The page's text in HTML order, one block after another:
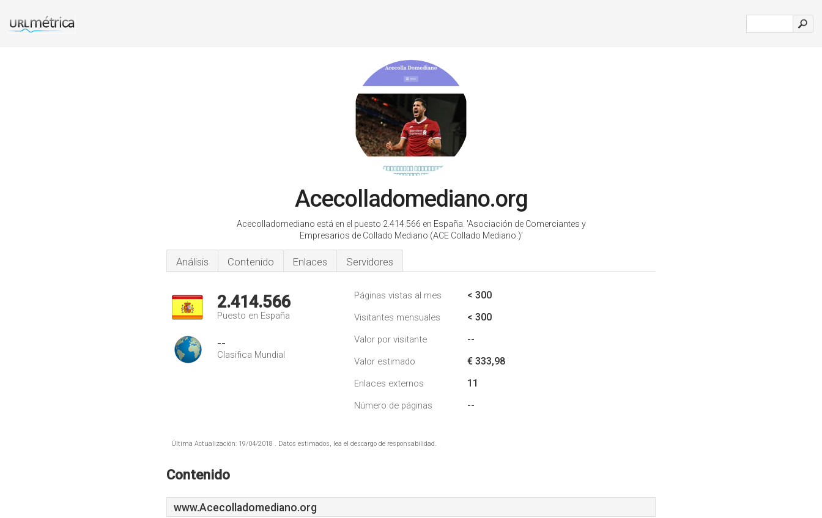
Acecolladomediano.org
Acecolladomediano está en el puesto 2.414.566 en España. 'Asociación de Comerciantes y
Empresarios de Collado Mediano (ACE Collado Mediano.)'
Análisis Contenido Enlaces Servidores
2.414.566
Puesto en España
--
Clasifica Mundial
Páginas vistas al mes < 300
Visitantes mensuales < 300
Valor por visitante --
Valor estimado € 333,98
Enlaces externos 11
Número de páginas --
Última Actualización: 19/04/2018 . Datos estimados, lea el descargo de responsabilidad.
Contenido
www.Acecolladomediano.org